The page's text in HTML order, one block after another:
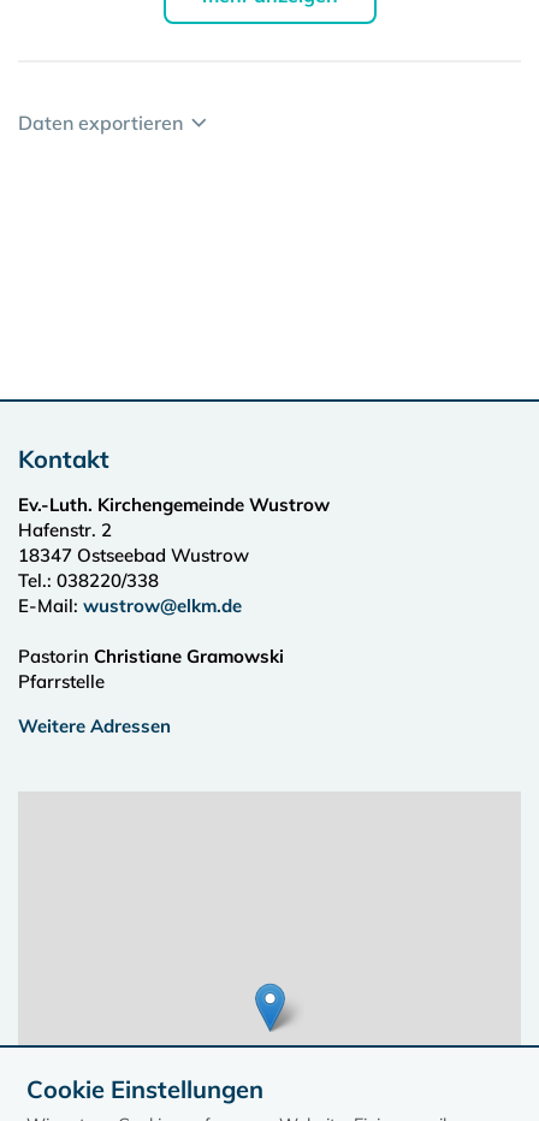
Daten exportieren
Kontakt
Ev.-Luth. Kirchengemeinde Wustrow
Hafenstr. 2
18347 Ostseebad Wustrow
Tel.: 038220/338
E-Mail: wustrow@elkm.de
Pastorin Christiane Gramowski
Pfarrstelle
Weitere Adressen
Cookie Einstellungen